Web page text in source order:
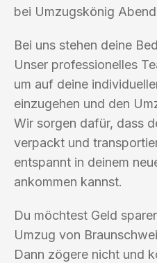
bei Umzugskönig
Bei uns stehen deine
Unser professionelles
um auf deine
einzugehen und den
Wir sorgen dafür, dass
verpackt und
entspannt in deinem
ankommen kannst.
Du möchtest Geld
Umzug von
Dann zögere nicht und